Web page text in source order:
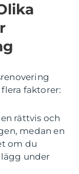
faktorer:
rättvis och
medan en
om du
under